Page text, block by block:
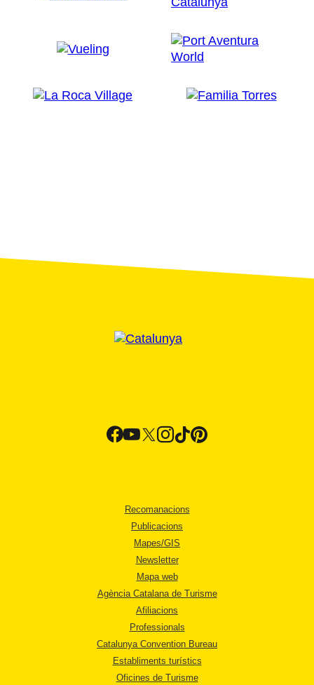
Recomanacions
Publicacions
Mapes/GIS
Newsletter
Mapa web
Agència Catalana de Turisme
Afiliacions
Professionals
Catalunya Convention Bureau
Establiments turístics
Oficines de Turisme